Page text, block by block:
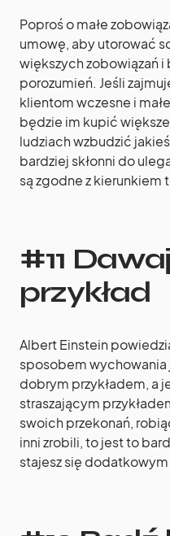
Poproś o małe
umowę, aby utorować
większych zobowiązań i
porozumień. Jeśli
klientom wczesne i
będzie im kupić
ludziach wzbudzić
bardziej skłonni do
są zgodne z kierunkiem
#11
przykład
Albert Einstein
spo­sobem wycho­wania
dob­rym przykładem, a
straszającym
swoich przekonań,
inni zrobili, to jest to
stajesz się